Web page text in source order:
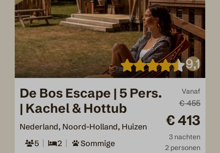
9,1
Vanaf
€ 455
€ 413
3 nachten
2 personen
De Bos Escape | 5 Pers.
| Kachel & Hottub
Nederland, Noord-Holland, Huizen
5
2
Sommige